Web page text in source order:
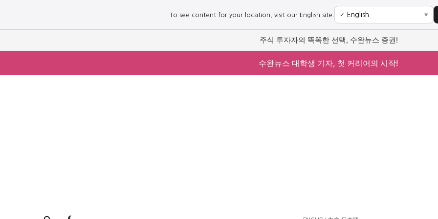
To see content for your location, visit our English site. ✓ ▼
주식 투자자의 똑똑한 선택, 수완뉴스 증권!
수완뉴스 대학생 기자, 첫 커리어의 시작!